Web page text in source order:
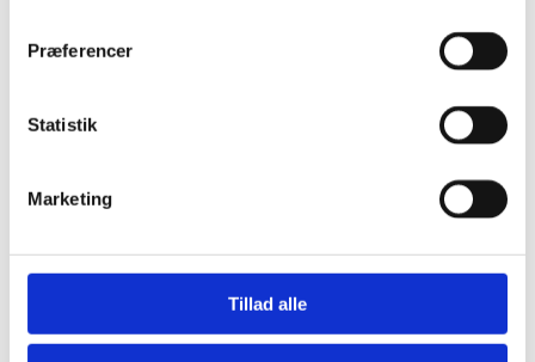
Præferencer
Statistik
Marketing
Tillad alle
Ved opgradering til .NET 6 medfølger blandt andet
Klar performance forbedring i mange komponenter
Nye features i C# 10
Mindre latency
sikkerhedsopdateringer
nemStudie - Opgradering af Hangfire